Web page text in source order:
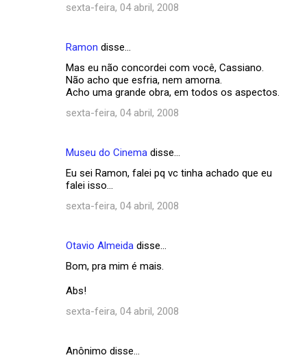
sexta-feira, 04 abril, 2008
Ramon disse…
Mas eu não concordei com você, Cassiano.
Não acho que esfria, nem amorna.
Acho uma grande obra, em todos os aspectos.
sexta-feira, 04 abril, 2008
Museu do Cinema disse…
Eu sei Ramon, falei pq vc tinha achado que eu
falei isso...
sexta-feira, 04 abril, 2008
Otavio Almeida disse…
Bom, pra mim é mais.
Abs!
sexta-feira, 04 abril, 2008
Anônimo disse…